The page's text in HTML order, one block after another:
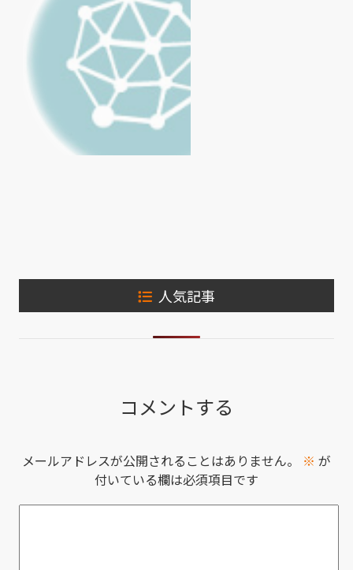
人気記事
コメントする
メールアドレスが公開されることはありません。 ※ が
付いている欄は必須項目です